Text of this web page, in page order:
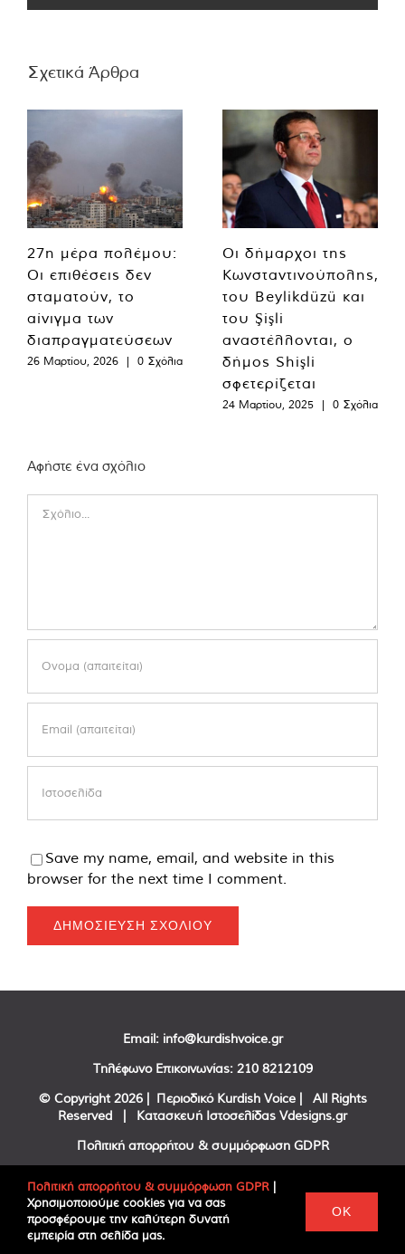
Σχετικά Άρθρα
27η μέρα πολέμου:
Οι επιθέσεις δεν
σταματούν, το
αίνιγμα των
διαπραγματεύσεων
26 Μαρτίου, 2026 | 0 Σχόλια
Οι δήμαρχοι της
Κωνσταντινούπολης,
του Beylikdüzü και
του Şişli
αναστέλλονται, ο
δήμος Shişli
σφετερίζεται
24 Μαρτίου, 2025 | 0 Σχόλια
Αφήστε ένα σχόλιο
Save my name, email, and website in this
browser for the next time I comment.
Email: info@kurdishvoice.gr
Τηλέφωνο Επικοινωνίας: 210 8212109
© Copyright 2026 | Περιοδικό Kurdish Voice | All Rights
Reserved | Κατασκευή Ιστοσελίδας Vdesigns.gr
Πολιτική απορρήτου & συμμόρφωση GDPR
FacebookTwitter
Πολιτική απορρήτου & συμμόρφωση GDPR |
Χρησιμοποιούμε cookies για να σας
προσφέρουμε την καλύτερη δυνατή
εμπειρία στη σελίδα μας.
OK